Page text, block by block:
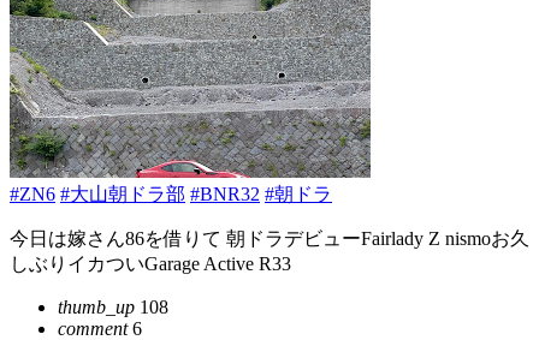
#ZN6 #大山朝ドラ部 #BNR32 #朝ドラ
今日は嫁さん86を借りて 朝ドラデビューFairlady Z nismoお久
しぶりイカついGarage Active R33
thumb_up 108
comment6